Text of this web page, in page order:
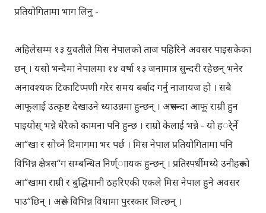
प्रतियोगितामा भाग लिनु -
अहिलेसम्म १३ युवतीले मिस नेपालको ताज पहिरिने अवसर पाइसकेका
छन् । यसो भन्दैमा नेपालमा १४ वर्षा १३ जनामात्र सुन्दरी रहेछन् भनेर
अनावश्यक टिकाटिप्पणी गरेर समय बर्बाद गर्नु नाजायज हो । सबै
आफूलाई उत्कृष्ट देखाउने ध्याउन्नमा हुन्छन् । अरूभन्दा आफू राम्री हुन
पाइयोस् भन्ने धेरैको कामना पनि हुन्छ । राम्रो केलाई भन्ने - यो हर्ेर्ने
आ“खा र सोच्ने दिमागमा भर पर्छ । मिस नेपाल प्रतियोगितामा पनि
विभिन्न क्षेत्रस“ग सम्बन्धित निर्ण्ाायक हुन्छन् । प्रतिस्पर्धीमध्ये उनीहरूको
आ“खामा राम्री र बुद्धिमानी ठहरिएकी एकले मिस नेपाल हुने अवसर
पाउ“छिन् । अरूले विभिन्न विधामा पुरस्कार जित्छन् ।